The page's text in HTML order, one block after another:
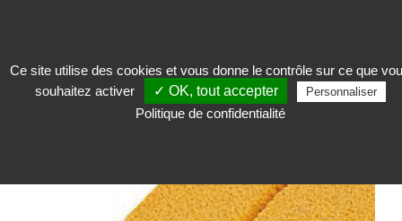
Restaurer>Matériel de restauration >Gomme>Gomme Akapad Wishab
Ce site utilise des cookies et vous donne le contrôle sur ce que
souhaitez activer
✓ OK, tout accepter Personnaliser
Politique de confidentialité